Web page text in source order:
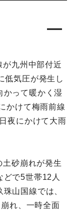
九州中部付近
低気圧が発生し
かって暖かく湿
かけて梅雨前線
夜にかけて大雨
砂崩れが発生
どで5世帯12人
山国線では、
れ、一時全面